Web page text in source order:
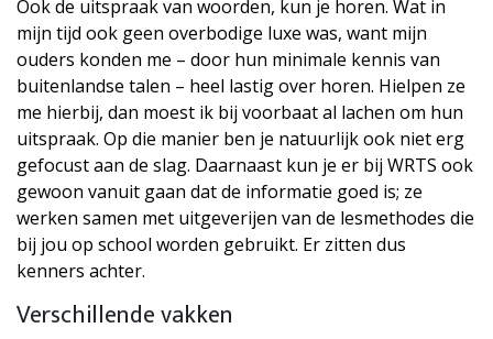
Ook de uitspraak van woorden, kun je horen. Wat in
mijn tijd ook geen overbodige luxe was, want mijn
ouders konden me – door hun minimale kennis van
buitenlandse talen – heel lastig over horen. Hielpen ze
me hierbij, dan moest ik bij voorbaat al lachen om hun
uitspraak. Op die manier ben je natuurlijk ook niet erg
gefocust aan de slag. Daarnaast kun je er bij WRTS ook
gewoon vanuit gaan dat de informatie goed is; ze
werken samen met uitgeverijen van de lesmethodes die
bij jou op school worden gebruikt. Er zitten dus
kenners achter.
Verschillende vakken